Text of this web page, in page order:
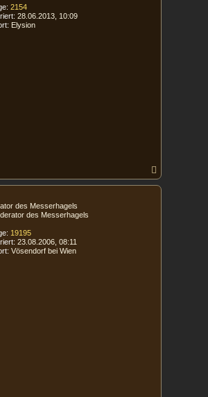
2154
28.06.2013, 10:09
Elysion
a
c
des Messerhagels
19195
23.08.2006, 08:11
Vösendorf bei Wien